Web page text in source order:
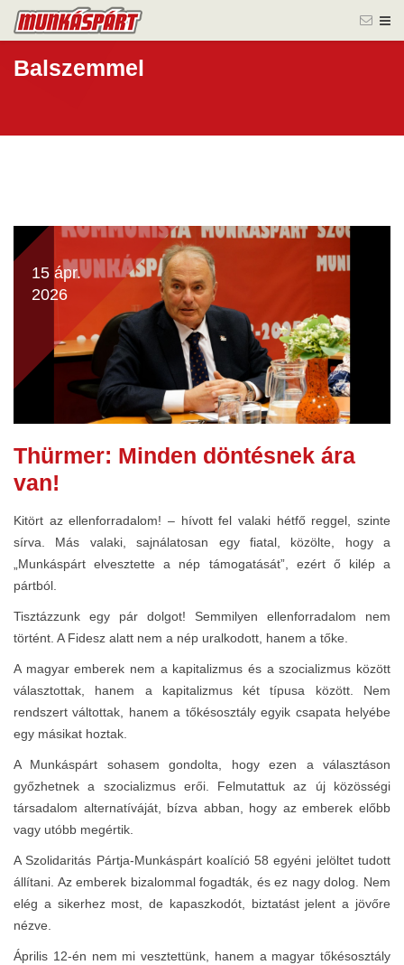
Balszemmel
15 ápr.
2026
Thürmer: Minden döntésnek ára
van!
Kitört az ellenforradalom! – hívott fel valaki hétfő reggel, szinte
sírva. Más valaki, sajnálatosan egy fiatal, közölte, hogy a
„Munkáspárt elvesztette a nép támogatását”, ezért ő kilép a
pártból.
Tisztázzunk egy pár dolgot! Semmilyen ellenforradalom nem
történt. A Fidesz alatt nem a nép uralkodott, hanem a tőke.
A magyar emberek nem a kapitalizmus és a szocializmus között
választottak, hanem a kapitalizmus két típusa között. Nem
rendszert váltottak, hanem a tőkésosztály egyik csapata helyébe
egy másikat hoztak.
A Munkáspárt sohasem gondolta, hogy ezen a választáson
győzhetnek a szocializmus erői. Felmutattuk az új közösségi
társadalom alternatíváját, bízva abban, hogy az emberek előbb
vagy utóbb megértik.
A Szolidaritás Pártja-Munkáspárt koalíció 58 egyéni jelöltet tudott
állítani. Az emberek bizalommal fogadták, és ez nagy dolog. Nem
elég a sikerhez most, de kapaszkodót, biztatást jelent a jövőre
nézve.
Április 12-én nem mi vesztettünk, hanem a magyar tőkésosztály